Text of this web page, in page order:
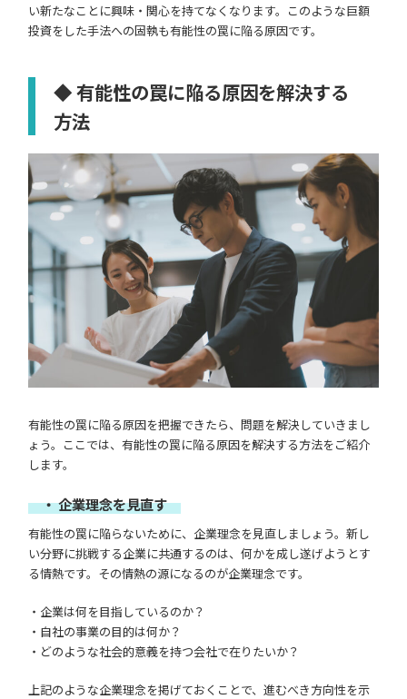
い新たなことに興味・関心を持てなくなります。このような巨額
投資をした手法への固執も有能性の罠に陥る原因です。
◆ 有能性の罠に陥る原因を解決する
方法
有能性の罠に陥る原因を把握できたら、問題を解決していきまし
ょう。ここでは、有能性の罠に陥る原因を解決する方法をご紹介
します。
・ 企業理念を見直す
有能性の罠に陥らないために、企業理念を見直しましょう。新し
い分野に挑戦する企業に共通するのは、何かを成し遂げようとす
る情熱です。その情熱の源になるのが企業理念です。
・企業は何を目指しているのか？
・自社の事業の目的は何か？
・どのような社会的意義を持つ会社で在りたいか？
上記のような企業理念を掲げておくことで、進むべき方向性を示